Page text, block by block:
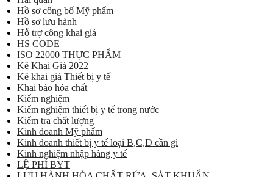
Hồ sơ công bố Mỹ phẩm
Hồ sơ lưu hành
Hỗ trợ công khai giá
HS CODE
ISO 22000 THỰC PHẨM
Kê Khai Giá 2022
Kê khai giá Thiết bị y tế
Khai báo hóa chất
Kiểm nghiệm
Kiểm nghiệm thiết bị y tế trong nước
Kiểm tra chất lượng
Kinh doanh Mỹ phẩm
Kinh doanh thiết bị y tế loại B,C,D cần gì
Kinh nghiệm nhập hàng y tế
LỆ PHÍ BYT